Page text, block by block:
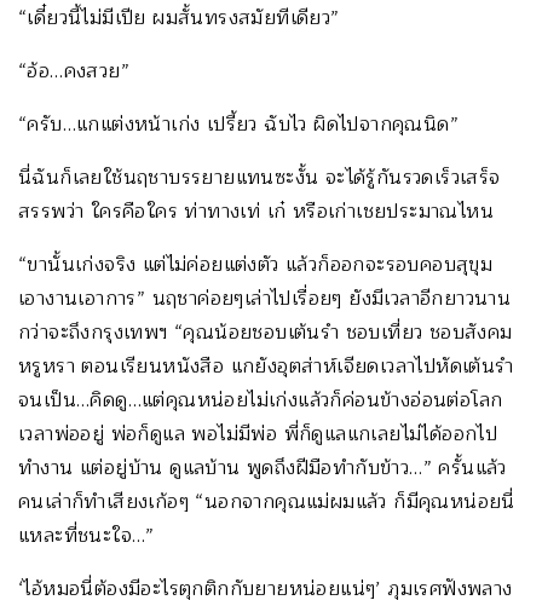
“เดี๋ยวนี้ไม่มีเปีย ผมสั้นทรงสมัยทีเดียว”
“อ้อ…คงสวย”
“ครับ…แกแต่งหน้าเก่ง เปรี้ยว ฉับไว ผิดไปจากคุณนิด”
นี่ฉันก็เลยใช้นฤชาบรรยายแทนซะงั้น จะได้รู้กันรวดเร็วเสร็จ
สรรพว่า ใครคือใคร ท่าทางเท่ เก๋ หรือเก่าเชยประมาณไหน
“ขานั้นเก่งจริง แต่ไม่ค่อยแต่งตัว แล้วก็ออกจะรอบคอบสุขุม
เอางานเอาการ” นฤชาค่อยๆเล่าไปเรื่อยๆ ยังมีเวลาอีกยาวนาน
กว่าจะถึงกรุงเทพฯ “คุณน้อยชอบเต้นรำ ชอบเที่ยว ชอบสังคม
หรูหรา ตอนเรียนหนังสือ แกยังอุตส่าห์เจียดเวลาไปหัดเต้นรำ
จนเป็น…คิดดู…แต่คุณหน่อยไม่เก่งแล้วก็ค่อนข้างอ่อนต่อโลก
เวลาพ่ออยู่ พ่อก็ดูแล พอไม่มีพ่อ พี่ก็ดูแลแกเลยไม่ได้ออกไป
ทำงาน แต่อยู่บ้าน ดูแลบ้าน พูดถึงฝีมือทำกับข้าว…” ครั้นแล้ว
คนเล่าก็ทำเสียงเก้อๆ “นอกจากคุณแม่ผมแล้ว ก็มีคุณหน่อยนี่
แหละที่ชนะใจ…”
‘ไอ้หมอนี่ต้องมีอะไรตุกติกกับยายหน่อยแน่ๆ’ ภุมเรศฟังพลาง